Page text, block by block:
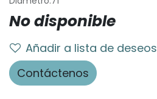
No disponible
Añadir a lista de deseos
Contáctenos